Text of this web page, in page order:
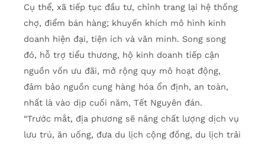
Cụ thể, xã tiếp tục đầu tư, chỉnh trang lại hệ thống
chợ, điểm bán hàng; khuyến khích mô hình kinh
doanh hiện đại, tiện ích và văn minh. Song song
đó, hỗ trợ tiểu thương, hộ kinh doanh tiếp cận
nguồn vốn ưu đãi, mở rộng quy mô hoạt động,
đảm bảo nguồn cung hàng hóa ổn định, an toàn,
nhất là vào dịp cuối năm, Tết Nguyên đán.
“Trước mắt, địa phương sẽ nâng chất lượng dịch vụ
lưu trú, ăn uống, đưa du lịch cộng đồng, du lịch trải